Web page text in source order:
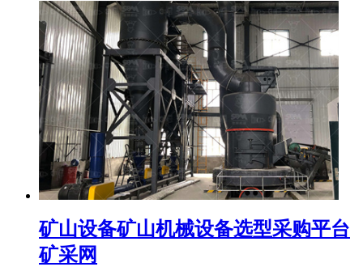
矿山设备矿山机械设备选型采购平台
矿采网